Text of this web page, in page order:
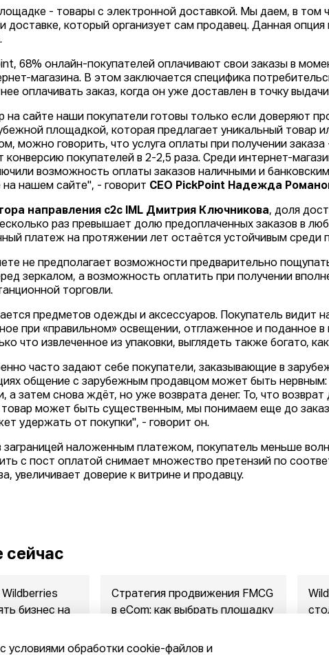
- товары с электронной доставкой. Мы даем, в том
доставке, который организует сам продавец. Данная
68% онлайн-покупателей оплачивают свои заказы в
магазина. В этом заключается специфика
оплачивать заказ, когда он уже доставлен в точку
на сайте наши покупатели готовы только если доверяют
площадкой, которая предлагает уникальный товар
можно говорить, что услуга оплаты при получении
покупателей в 2-2,5 раза. Среди интернет-
возможность оплаты заказов наличными и
нашем сайте", - говорит CEO PickPoint Надежда
направления с2с IML Дмитрия Ключникова, доля
раз превышает долю предоплаченных заказов в
платеж на протяжении лет остаётся устойчивым среди
не предполагает возможности предварительно
зеркалом, а возможность оплатить при получении
торговли.
предметов одежды и аксессуаров. Покупатель видит
при «правильном» освещении, отглаженное и поданное в
что извлеченное из упаковки, выглядеть также богато,
часто задают себе покупатели, заказывающие в
общение с зарубежным продавцом может быть нервным:
а затем снова ждёт, но уже возврата денег. То, что
может быть существенным, мы понимаем еще до
удержать от покупки", - говорит он.
заграницей наложенным платежом, покупатель меньше
с пост оплатой снимает множество претензий по
увеличивает доверие к витрине и продавцу.
сейчас
бизнес на
Стратегия продвижения FMCG
в eСom: как выбрать площадку
07.08.2026
условиями обработки cookie-файлов и